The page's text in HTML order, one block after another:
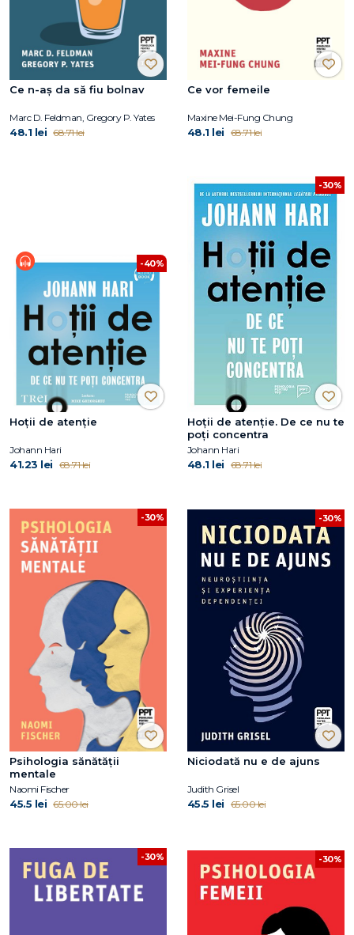
Ce n-aș da să fiu bolnav
Marc D. Feldman, Gregory P. Yates
48.1 lei 68.71 lei
Ce vor femeile
Maxine Mei-Fung Chung
48.1 lei 68.71 lei
-40%
Hoții de atenție
Johann Hari
41.23 lei 68.71 lei
-30%
Hoții de atenție. De ce nu te
poți concentra
Johann Hari
48.1 lei 68.71 lei
-30%
Psihologia sănătății
mentale
Naomi Fischer
45.5 lei 65.00 lei
-30%
Niciodată nu e de ajuns
Judith Grisel
45.5 lei 65.00 lei
-30% -30%